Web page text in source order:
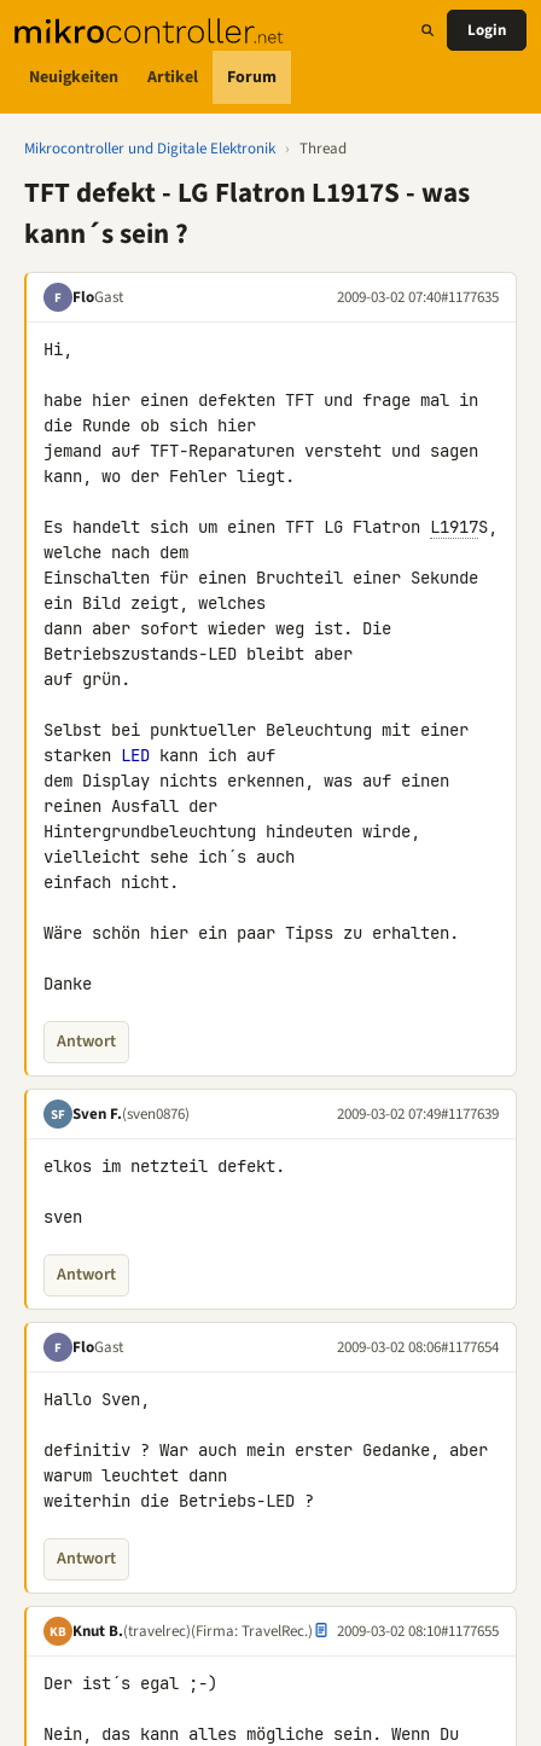
Neuigkeiten Artikel Forum
Login
Mikrocontroller und Digitale Elektronik › Thread
TFT defekt - LG Flatron L1917S - was
kann´s sein ?
F FloGast 2009-03-02 07:40#1177635
Hi,
habe hier einen defekten TFT und frage mal in
die Runde ob sich hier
jemand auf TFT-Reparaturen versteht und sagen
kann, wo der Fehler liegt.
Es handelt sich um einen TFT LG Flatron L1917S,
welche nach dem
Einschalten für einen Bruchteil einer Sekunde
ein Bild zeigt, welches
dann aber sofort wieder weg ist. Die
Betriebszustands-LED bleibt aber
auf grün.
Selbst bei punktueller Beleuchtung mit einer
starken LED kann ich auf
dem Display nichts erkennen, was auf einen
reinen Ausfall der
Hintergrundbeleuchtung hindeuten wirde,
vielleicht sehe ich´s auch
einfach nicht.
Wäre schön hier ein paar Tipss zu erhalten.
Danke
Antwort
SF Sven F.(sven0876) 2009-03-02 07:49#1177639
elkos im netzteil defekt.
sven
Antwort
F FloGast 2009-03-02 08:06#1177654
Hallo Sven,
definitiv ? War auch mein erster Gedanke, aber
warum leuchtet dann
weiterhin die Betriebs-LED ?
Antwort
KB Knut B.(travelrec)(Firma: TravelRec.) 2009-03-02 08:10#1177655
Der ist´s egal ;-)
Nein, das kann alles mögliche sein. Wenn Du